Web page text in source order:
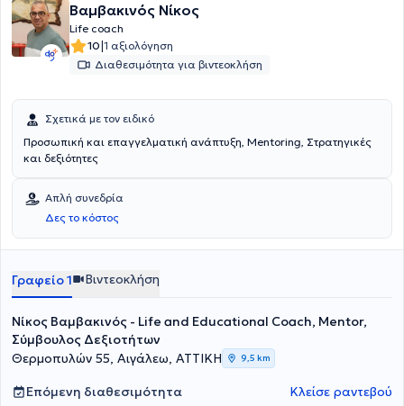
Βαμβακινός Νίκος
Life coach
10|1 αξιολόγηση
Διαθεσιμότητα για βιντεοκλήση
Σχετικά με τον ειδικό
Προσωπική και επαγγελματική ανάπτυξη, Mentoring, Στρατηγικές
και δεξιότητες
Απλή συνεδρία
Δες το κόστος
Γραφείο 1 Βιντεοκλήση
Νίκος Βαμβακινός - Life and Educational Coach, Mentor,
Σύμβουλος Δεξιοτήτων
Θερμοπυλών 55, Αιγάλεω, ΑΤΤΙΚΗ
9,5 km
Επόμενη διαθεσιμότητα Κλείσε ραντεβού